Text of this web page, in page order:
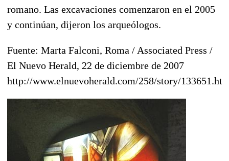
romano. Las excavaciones comenzaron en el 2005
y continúan, dijeron los arqueólogos.
Fuente: Marta Falconi, Roma / Associated Press /
El Nuevo Herald, 22 de diciembre de 2007
http://www.elnuevoherald.com/258/story/